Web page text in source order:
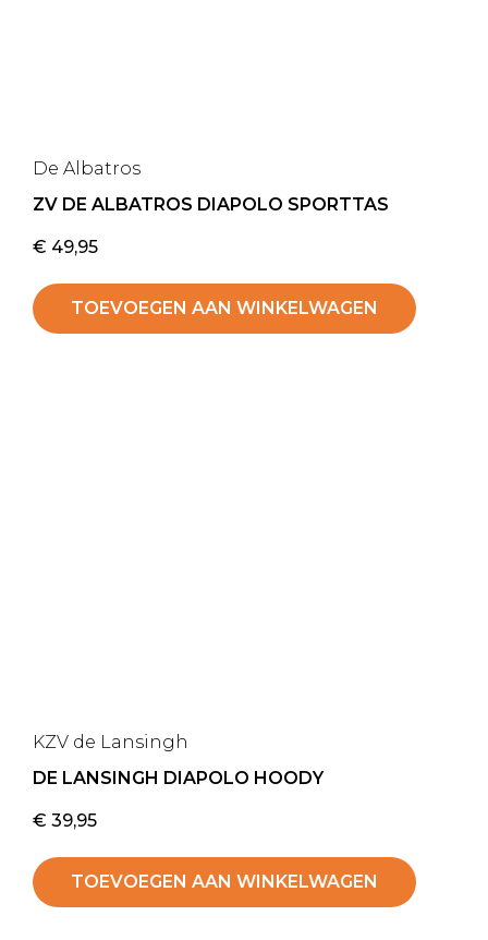
De Albatros
ZV DE ALBATROS DIAPOLO SPORTTAS
€ 49,95
TOEVOEGEN AAN WINKELWAGEN
KZV de Lansingh
DE LANSINGH DIAPOLO HOODY
€ 39,95
TOEVOEGEN AAN WINKELWAGEN